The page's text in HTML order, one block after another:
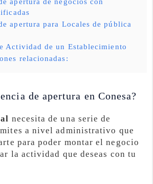
apertura para Locales de pública
Actividad de un Establecimiento
relacionadas:
de apertura en Conesa?
necesita de una serie de
a nivel administrativo que
para poder montar el negocio
la actividad que deseas con tu